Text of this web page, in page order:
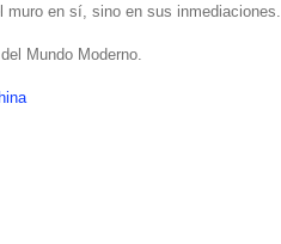
muro en sí, sino en sus inmediaciones.
Mundo Moderno.